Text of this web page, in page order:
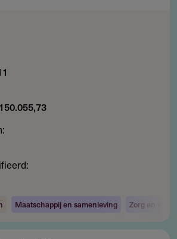
Maatschappij en samenleving Zorg en